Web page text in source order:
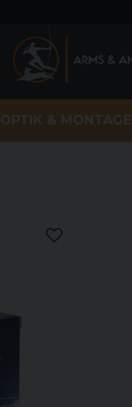
OPTIK & MONTAGE